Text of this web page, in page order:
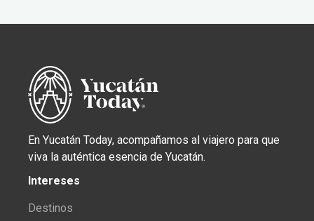
En Yucatán Today, acompañamos al viajero para que
viva la auténtica esencia de Yucatán.
Intereses
Destinos